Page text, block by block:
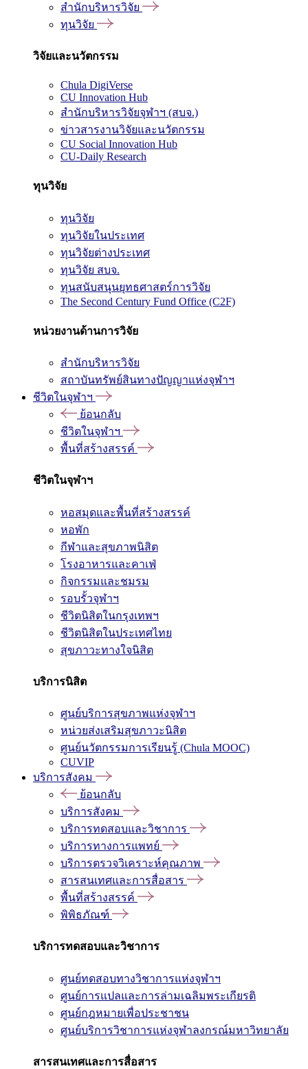
สำนักบริหารวิจัย
ทุนวิจัย
วิจัยและนวัตกรรม
Chula DigiVerse
CU Innovation Hub
สำนักบริหารวิจัยจุฬาฯ (สบจ.)
ข่าวสารงานวิจัยและนวัตกรรม
CU Social Innovation Hub
CU-Daily Research
ทุนวิจัย
ทุนวิจัย
ทุนวิจัยในประเทศ
ทุนวิจัยต่างประเทศ
ทุนวิจัย สบจ.
ทุนสนับสนุนยุทธศาสตร์การวิจัย
The Second Century Fund Office (C2F)
หน่วยงานด้านการวิจัย
สำนักบริหารวิจัย
สถาบันทรัพย์สินทางปัญญาแห่งจุฬาฯ
ชีวิตในจุฬาฯ
ย้อนกลับ
ชีวิตในจุฬาฯ
พื้นที่สร้างสรรค์
ชีวิตในจุฬาฯ
หอสมุดและพื้นที่สร้างสรรค์
หอพัก
กีฬาและสุขภาพนิสิต
โรงอาหารและคาเฟ่
กิจกรรมและชมรม
รอบรั้วจุฬาฯ
ชีวิตนิสิตในกรุงเทพฯ
ชีวิตนิสิตในประเทศไทย
สุขภาวะทางใจนิสิต
บริการนิสิต
ศูนย์บริการสุขภาพแห่งจุฬาฯ
หน่วยส่งเสริมสุขภาวะนิสิต
ศูนย์นวัตกรรมการเรียนรู้ (Chula MOOC)
CUVIP
บริการสังคม
ย้อนกลับ
บริการสังคม
บริการทดสอบและวิชาการ
บริการทางการแพทย์
บริการตรวจวิเคราะห์คุณภาพ
สารสนเทศและการสื่อสาร
พื้นที่สร้างสรรค์
พิพิธภัณฑ์
บริการทดสอบและวิชาการ
ศูนย์ทดสอบทางวิชาการแห่งจุฬาฯ
ศูนย์การแปลและการล่ามเฉลิมพระเกียรติ
ศูนย์กฎหมายเพื่อประชาชน
ศูนย์บริการวิชาการแห่งจุฬาลงกรณ์มหาวิทยาลัย
สารสนเทศและการสื่อสาร